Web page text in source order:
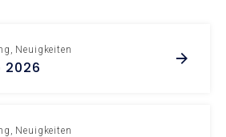
Neuigkeiten
2026
Neuigkeiten